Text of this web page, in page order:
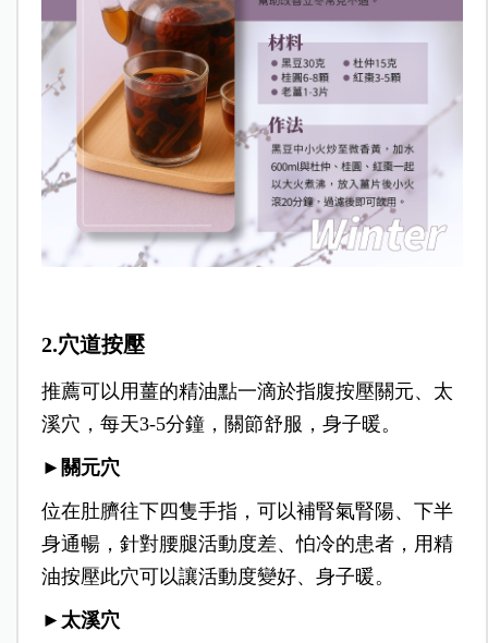
2.穴道按壓
推薦可以用薑的精油點一滴於指腹按壓關元、太
溪穴，每天3-5分鐘，關節舒服，身子暖。
►關元穴
位在肚臍往下四隻手指，可以補腎氣腎陽、下半
身通暢，針對腰腿活動度差、怕冷的患者，用精
油按壓此穴可以讓活動度變好、身子暖。
►太溪穴